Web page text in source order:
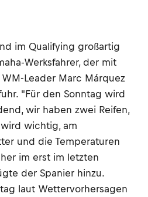
im Qualifying großartig
Werksfahrer, der mit
Leader Marc Márquez
"Für den Sonntag wird
wir haben zwei Reifen,
wichtig, am
und die Temperaturen
im erst im letzten
der Spanier hinzu.
laut Wettervorhersagen